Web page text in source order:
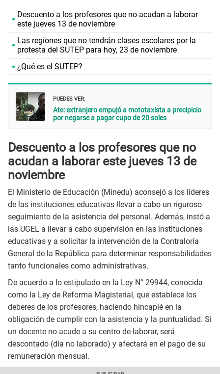
Descuento a los profesores que no acudan a laborar
este jueves 13 de noviembre
Las regiones que no tendrán clases escolares por la
protesta del SUTEP para hoy, 23 de noviembre
¿Qué es el SUTEP?
PUEDES VER:
Ate: extranjero empujó a mototaxista a precipicio
por negarse a pagar cupo de 20 soles
Descuento a los profesores que no
acudan a laborar este jueves 13 de
noviembre
El Ministerio de Educación (Minedu) aconsejó a los líderes
de las instituciones educativas llevar a cabo un riguroso
seguimiento de la asistencia del personal. Además, instó a
las UGEL a llevar a cabo supervisión en las instituciones
educativas y a solicitar la intervención de la Contraloría
General de la República para determinar responsabilidades
tanto funcionales como administrativas.
De acuerdo a lo estipulado en la Ley N° 29944, conocida
como la Ley de Reforma Magisterial, que establece los
deberes de los profesores, haciendo hincapié en la
obligación de cumplir con la asistencia y la puntualidad. Si
un docente no acude a su centro de laborar, será
descontado (día no laborado) y afectará en el pago de su
remuneración mensual.